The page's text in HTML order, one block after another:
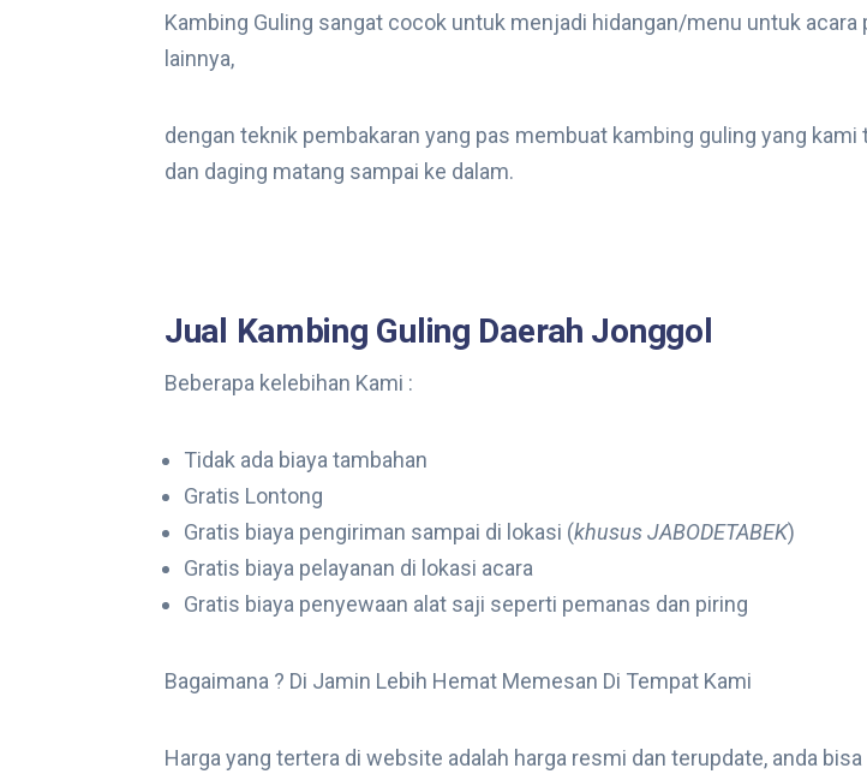
Kambing Guling sangat cocok untuk menjadi hidangan/menu untuk acara
lainnya,
dengan teknik pembakaran yang pas membuat kambing guling yang kami
dan daging matang sampai ke dalam.
Jual Kambing Guling Daerah Jonggol
Beberapa kelebihan Kami :
Tidak ada biaya tambahan
Gratis Lontong
Gratis biaya pengiriman sampai di lokasi (khusus JABODETABEK)
Gratis biaya pelayanan di lokasi acara
Gratis biaya penyewaan alat saji seperti pemanas dan piring
Bagaimana ? Di Jamin Lebih Hemat Memesan Di Tempat Kami
Harga yang tertera di website adalah harga resmi dan terupdate, anda